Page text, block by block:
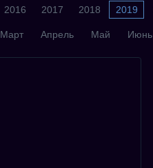
2016 2017 2018 2019
Март Апрель Май Июнь